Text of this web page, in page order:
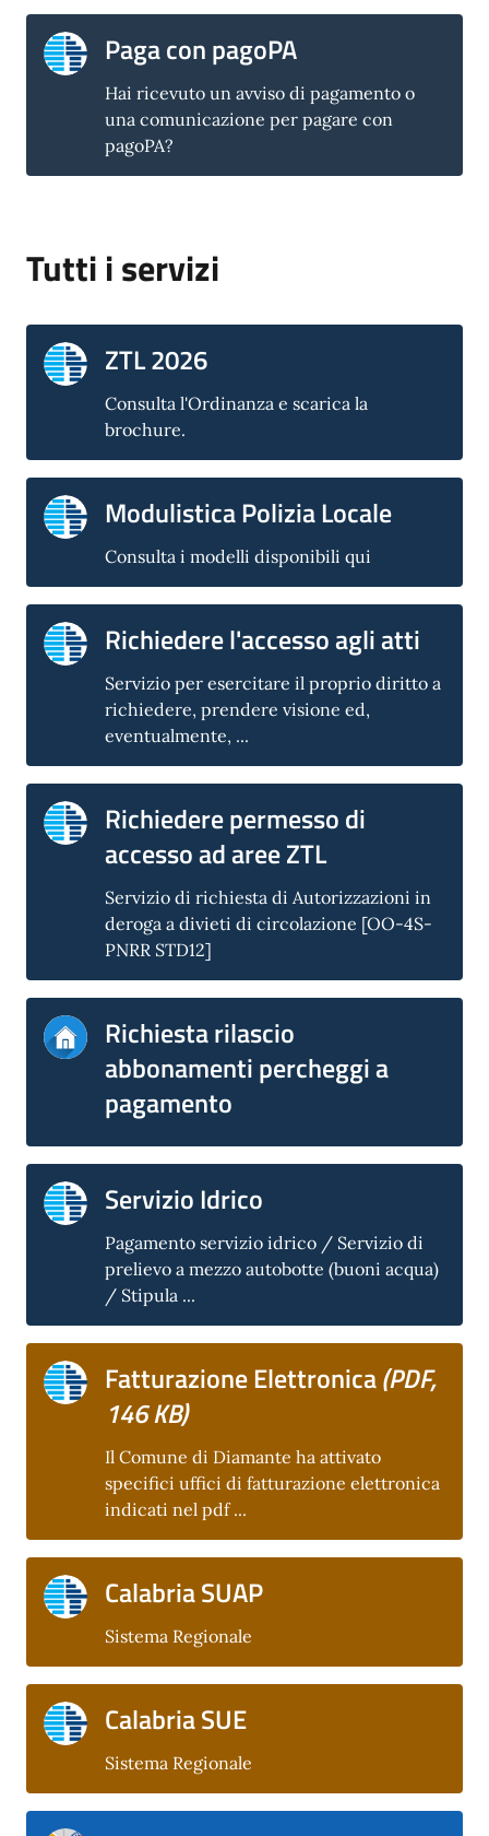
Paga con pagoPA
Hai ricevuto un avviso di pagamento o
una comunicazione per pagare con
pagoPA?
Tutti i servizi
ZTL 2026
Consulta l'Ordinanza e scarica la
brochure.
Modulistica Polizia Locale
Consulta i modelli disponibili qui
Richiedere l'accesso agli atti
Servizio per esercitare il proprio diritto a
richiedere, prendere visione ed,
eventualmente, ...
Richiedere permesso di
accesso ad aree ZTL
Servizio di richiesta di Autorizzazioni in
deroga a divieti di circolazione [OO-4S-
PNRR STD12]
Richiesta rilascio
abbonamenti percheggi a
pagamento
Servizio Idrico
Pagamento servizio idrico / Servizio di
prelievo a mezzo autobotte (buoni acqua)
/ Stipula ...
Fatturazione Elettronica(PDF,
146 KB)
Il Comune di Diamante ha attivato
specifici uffici di fatturazione elettronica
indicati nel pdf ...
Calabria SUAP
Sistema Regionale
Calabria SUE
Sistema Regionale